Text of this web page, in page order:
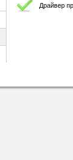
Драйвер